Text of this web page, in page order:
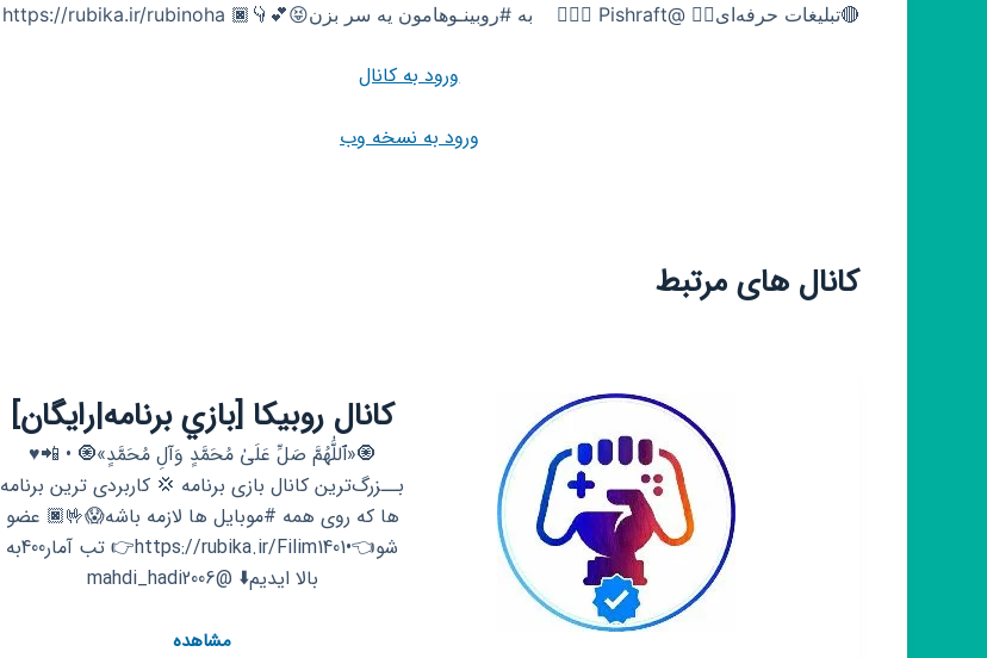
🔴تبلیغات حرفه‌ای👈🏿 @Pishraft 🧗🏻‍♂ ‌ ‌ ‌ به #روبینـوهامون یه سر بزن😝💕👇🏿 https://rubika.ir/rubinoha
ورود به کانال
ورود به نسخه وب
کانال های مرتبط
کانال روبیکا [بازي برنامه|رايگان]
‌🧿«ٱللَّٰهُمَّ صَلِّ عَلَىٰ مُحَمَّدٍ وَآلِ مُحَمَّدٍ»🧿 • 📲♥️
بــزرگ‌ترین کانال بازی برنامه 💢 کاربردی ترین برنامه
ها که روی همه #موبایل ها لازمه باشه😱🤟🏿 عضو
شو👈•https://rubika.ir/Filim1401👉 تب آمار400به
بالا ایدیم⬇️ @mahdi_hadi2006
مشاهدهکانال